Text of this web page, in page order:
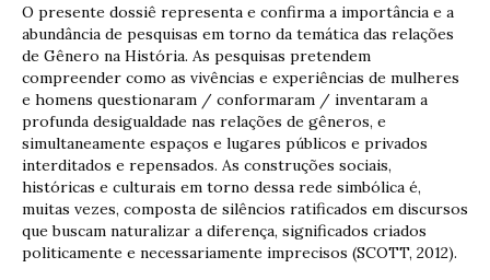
O presente dossiê representa e confirma a importância e a
abundância de pesquisas em torno da temática das relações
de Gênero na História. As pesquisas pretendem
compreender como as vivências e experiências de mulheres
e homens questionaram / conformaram / inventaram a
profunda desigualdade nas relações de gêneros, e
simultaneamente espaços e lugares públicos e privados
interditados e repensados. As construções sociais,
históricas e culturais em torno dessa rede simbólica é,
muitas vezes, composta de silêncios ratificados em discursos
que buscam naturalizar a diferença, significados criados
politicamente e necessariamente imprecisos (SCOTT, 2012).